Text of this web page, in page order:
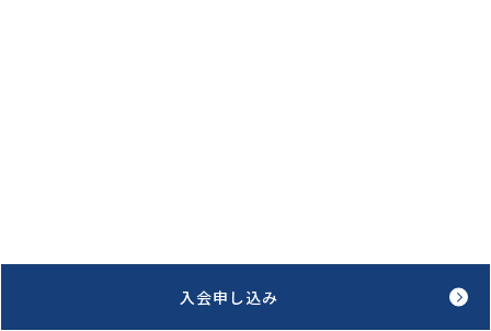
入会申し込み